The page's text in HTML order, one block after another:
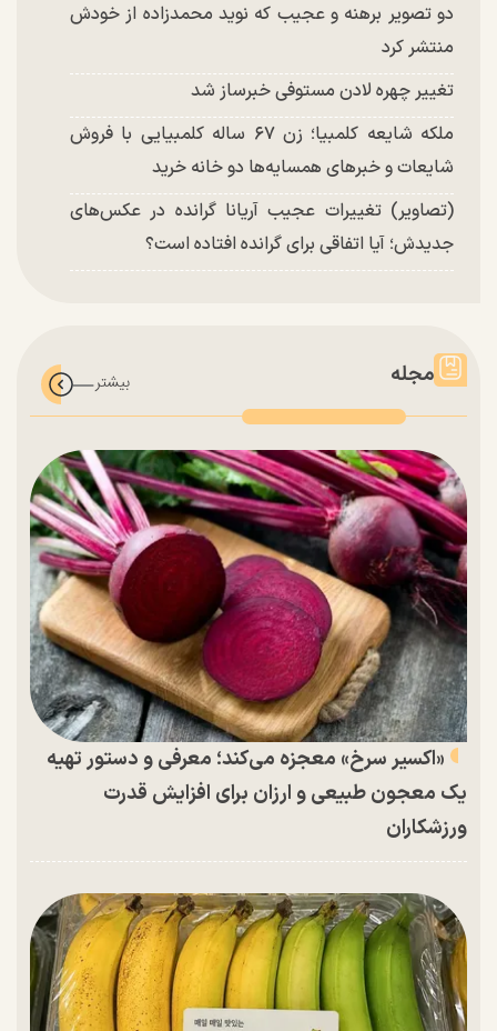
دو تصویر برهنه و عجیب که نوید محمدزاده از خودش
منتشر کرد
تغییر چهره لادن مستوفی خبرساز شد
ملکه شایعه کلمبیا؛ زن ۶۷ ساله کلمبیایی با فروش
شایعات و خبر‌های همسایه‌ها دو خانه خرید
(تصاویر) تغییرات عجیب آریانا گرانده در عکس‌های
جدیدش؛ آیا اتفاقی برای گرانده افتاده است؟
مجله
«اکسیر سرخ» معجزه می‌کند؛ معرفی و دستور تهیه
یک معجون طبیعی و ارزان برای افزایش قدرت
ورزشکاران